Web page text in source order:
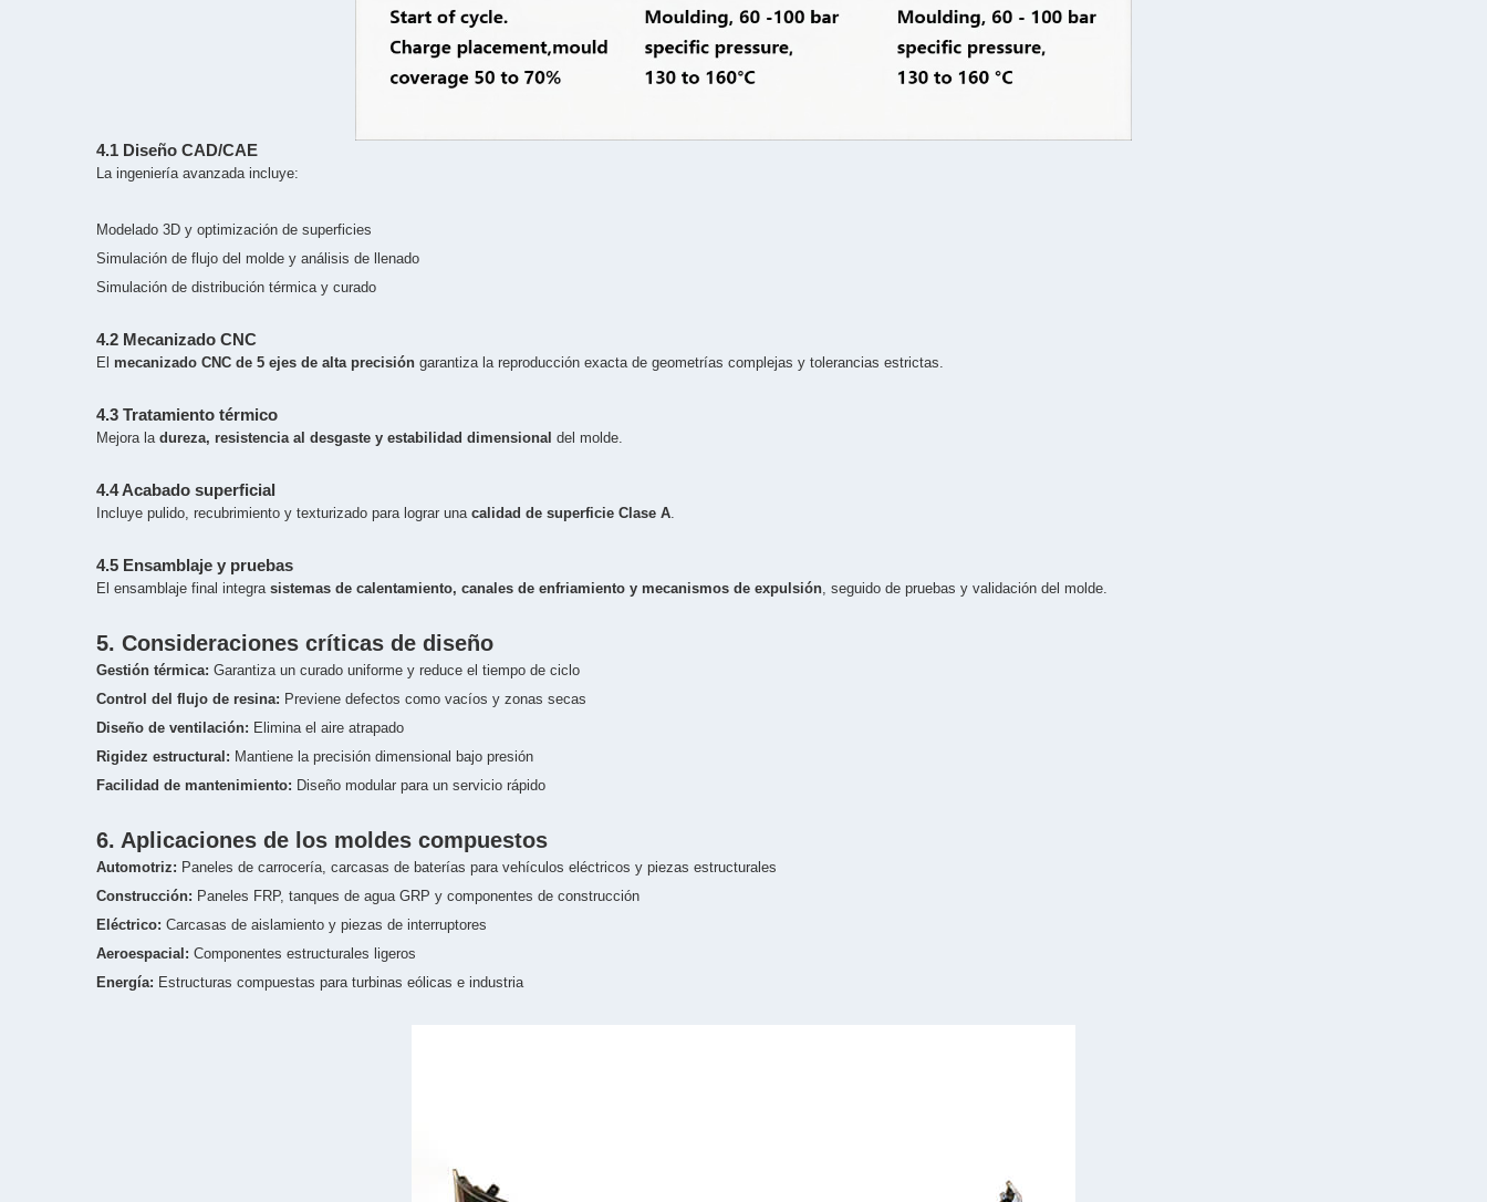
4.1 Diseño CAD/CAE
La ingeniería avanzada incluye:
Modelado 3D y optimización de superficies
Simulación de flujo del molde y análisis de llenado
Simulación de distribución térmica y curado
4.2 Mecanizado CNC
El mecanizado CNC de 5 ejes de alta precisión garantiza la reproducción exacta de geometrías complejas y tolerancias estrictas.
4.3 Tratamiento térmico
Mejora la dureza, resistencia al desgaste y estabilidad dimensional del molde.
4.4 Acabado superficial
Incluye pulido, recubrimiento y texturizado para lograr una calidad de superficie Clase A.
4.5 Ensamblaje y pruebas
El ensamblaje final integra sistemas de calentamiento, canales de enfriamiento y mecanismos de expulsión, seguido de pruebas y validación del molde.
5. Consideraciones críticas de diseño
Gestión térmica: Garantiza un curado uniforme y reduce el tiempo de ciclo
Control del flujo de resina: Previene defectos como vacíos y zonas secas
Diseño de ventilación: Elimina el aire atrapado
Rigidez estructural: Mantiene la precisión dimensional bajo presión
Facilidad de mantenimiento: Diseño modular para un servicio rápido
6. Aplicaciones de los moldes compuestos
Automotriz: Paneles de carrocería, carcasas de baterías para vehículos eléctricos y piezas estructurales
Construcción: Paneles FRP, tanques de agua GRP y componentes de construcción
Eléctrico: Carcasas de aislamiento y piezas de interruptores
Aeroespacial: Componentes estructurales ligeros
Energía: Estructuras compuestas para turbinas eólicas e industria